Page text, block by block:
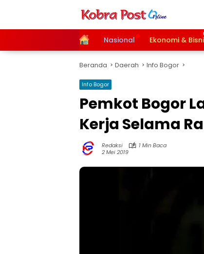
HomeNasional Ekonomi &
Beranda Daerah Info Bogor
Info Bogor
Pemkot Bogor
Kerja Selama
Redaksi
1 Min Baca
2 Mei 2019